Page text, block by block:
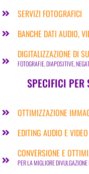
SERVIZI FOTOGRAFICI
BANCHE DATI AUDIO,
DIGITALIZZAZIONE DI
FOTOGRAFIE, DIAPOSITIVE,
SPECIFICI PER
OTTIMIZZAZIONE
EDITING AUDIO E VIDEO
CONVERSIONE E
PER LA MIGLIORE